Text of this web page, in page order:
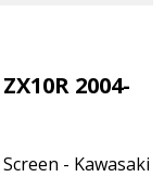
2004-
- Kawasaki